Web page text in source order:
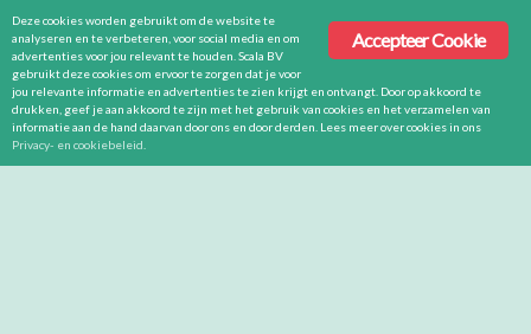
Accepteer Cookie
Deze cookies worden gebruikt om de website te
analyseren en te verbeteren, voor social media en om
advertenties voor jou relevant te houden. Scala BV
gebruikt deze cookies om ervoor te zorgen dat je voor
jou relevante informatie en advertenties te zien krijgt en ontvangt. Door op akkoord te
drukken, geef je aan akkoord te zijn met het gebruik van cookies en het verzamelen van
informatie aan de hand daarvan door ons en door derden. Lees meer over cookies in ons
Privacy- en cookiebeleid